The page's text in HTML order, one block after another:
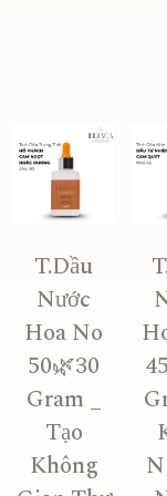
T.Dầu
Nước
Hoa No
50🌿30
Gram _
Tạo
Không